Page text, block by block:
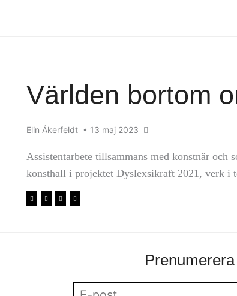
Världen bortom
Elin Åkerfeldt • 13 maj 2023
Assistentarbete tillsammans med konstnär
konsthall i projektet Dyslexsikraft 2021, verk i